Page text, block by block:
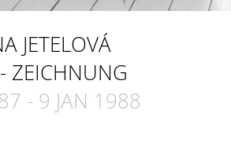
JETELOVÁ
ZEICHNUNG
- 9 JAN 1988